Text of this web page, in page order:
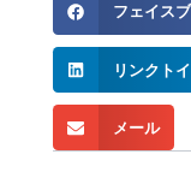
フェイス
リンクト
メール